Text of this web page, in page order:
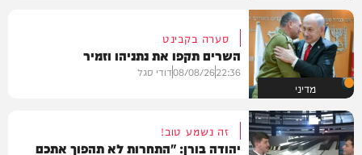
מדיני
סערה בקבינט
השרים תקפו את נתניהו וזמיר
22:36
08/08/26דודי סגל
זה נשמע טוב!
יהודה בורן: "התחרות לא תהפוך אתכם